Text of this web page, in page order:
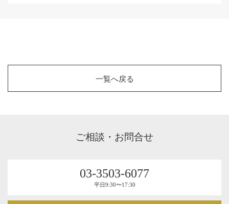
一覧へ戻る
ご相談・お問合せ
03-3503-6077
平⽇9:30〜17:30